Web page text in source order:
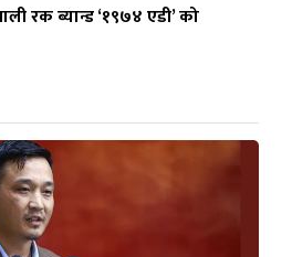
रक ब्यान्ड ‘१९७४ एडी’ को